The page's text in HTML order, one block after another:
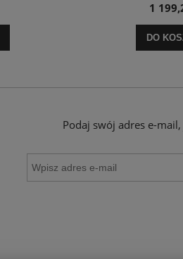
1
DO
Podaj swój adres e-